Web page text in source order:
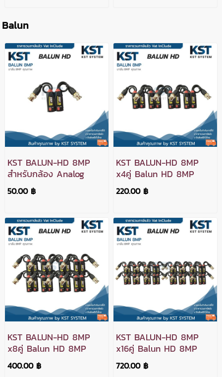
Balun
KST BALUN-HD 8MP
สำหรับกล้อง Analog
50.00 ฿
KST BALUN-HD 8MP
x4คู่ Balun HD 8MP
220.00 ฿
KST BALUN-HD 8MP
x8คู่ Balun HD 8MP
400.00 ฿
KST BALUN-HD 8MP
x16คู่ Balun HD 8MP
720.00 ฿